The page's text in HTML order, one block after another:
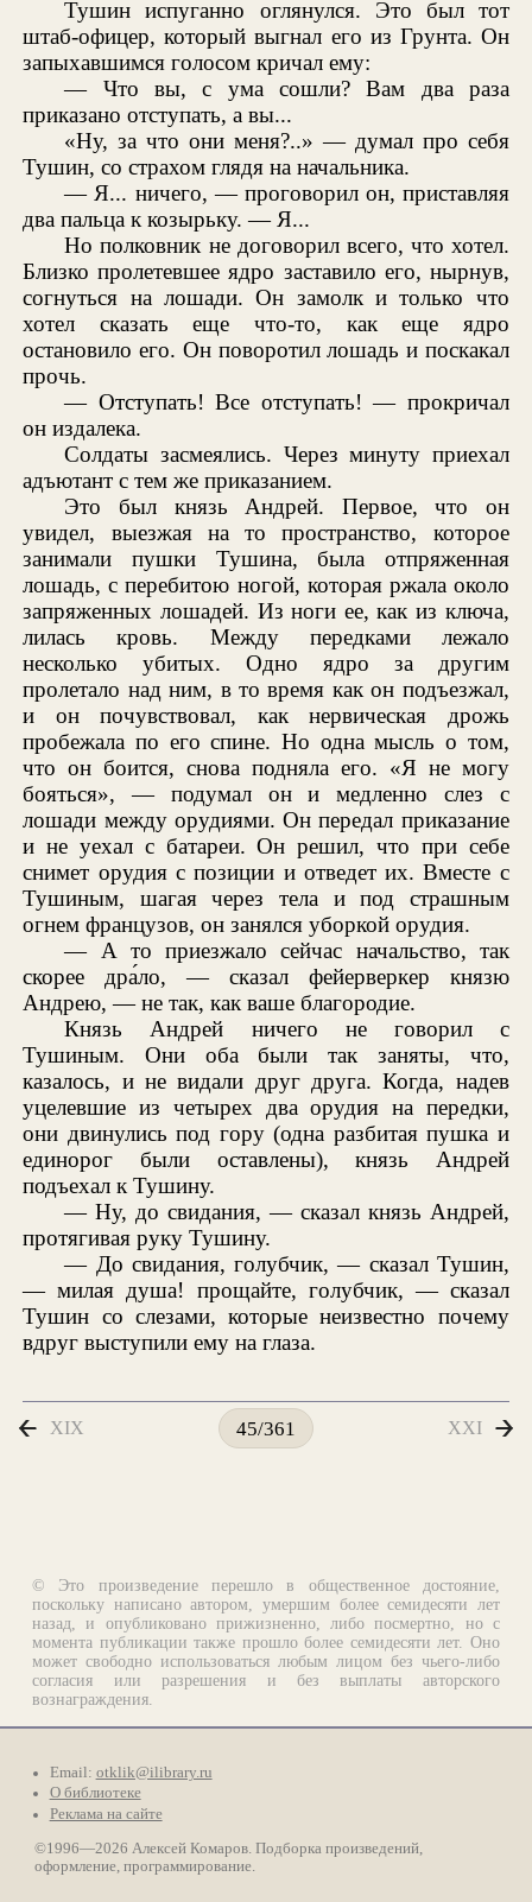
Тушин испуганно оглянулся. Это был тот
штаб-офицер, который выгнал его из Грунта. Он
запыхавшимся голосом кричал ему:
— Что вы, с ума сошли? Вам два раза
приказано отступать, а вы...
«Ну, за что они меня?..» — думал про себя
Тушин, со страхом глядя на начальника.
— Я... ничего, — проговорил он, приставляя
два пальца к козырьку. — Я...
Но полковник не договорил всего, что хотел.
Близко пролетевшее ядро заставило его, нырнув,
согнуться на лошади. Он замолк и только что
хотел сказать еще что-то, как еще ядро
остановило его. Он поворотил лошадь и поскакал
прочь.
— Отступать! Все отступать! — прокричал
он издалека.
Солдаты засмеялись. Через минуту приехал
адъютант с тем же приказанием.
Это был князь Андрей. Первое, что он
увидел, выезжая на то пространство, которое
занимали пушки Тушина, была отпряженная
лошадь, с перебитою ногой, которая ржала около
запряженных лошадей. Из ноги ее, как из ключа,
лилась кровь. Между передками лежало
несколько убитых. Одно ядро за другим
пролетало над ним, в то время как он подъезжал,
и он почувствовал, как нервическая дрожь
пробежала по его спине. Но одна мысль о том,
что он боится, снова подняла его. «Я не могу
бояться», — подумал он и медленно слез с
лошади между орудиями. Он передал приказание
и не уехал с батареи. Он решил, что при себе
снимет орудия с позиции и отведет их. Вместе с
Тушиным, шагая через тела и под страшным
огнем французов, он занялся уборкой орудия.
— А то приезжало сейчас начальство, так
скорее дра́ло, — сказал фейерверкер князю
Андрею, — не так, как ваше благородие.
Князь Андрей ничего не говорил с
Тушиным. Они оба были так заняты, что,
казалось, и не видали друг друга. Когда, надев
уцелевшие из четырех два орудия на передки,
они двинулись под гору (одна разбитая пушка и
единорог были оставлены), князь Андрей
подъехал к Тушину.
— Ну, до свидания, — сказал князь Андрей,
протягивая руку Тушину.
— До свидания, голубчик, — сказал Тушин,
— милая душа! прощайте, голубчик, — сказал
Тушин со слезами, которые неизвестно почему
вдруг выступили ему на глаза.
XIX 45/361 XXI
© Это произведение перешло в общественное достояние,
поскольку написано автором, умершим более семидесяти лет
назад, и опубликовано прижизненно, либо посмертно, но с
момента публикации также прошло более семидесяти лет. Оно
может свободно использоваться любым лицом без чьего-либо
согласия или разрешения и без выплаты авторского
вознаграждения.
Email: otklik@ilibrary.ru
О библиотеке
Реклама на сайте
©1996—2026 Алексей Комаров. Подборка произведений,
оформление, программирование.